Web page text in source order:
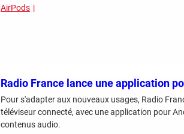
AirPods
Radio France lance une application
Pour s'adapter aux nouveaux usages, Radio
téléviseur connecté, avec une application pour
contenus audio.